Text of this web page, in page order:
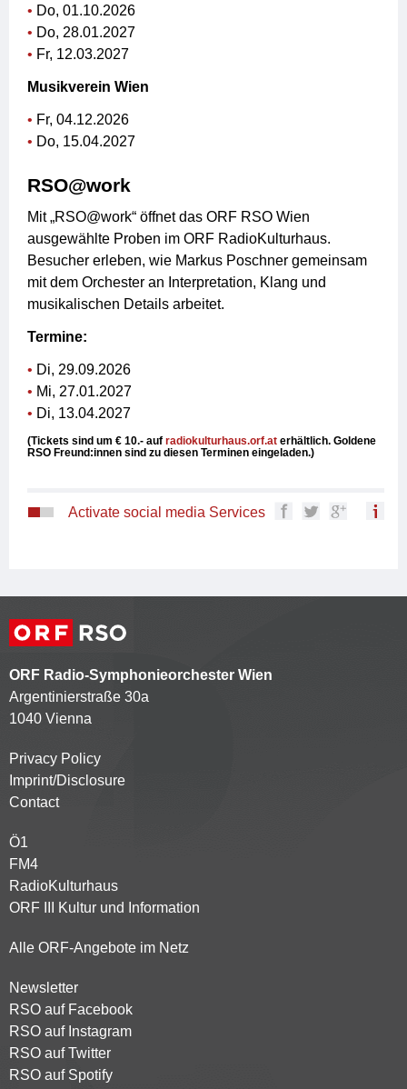
Do, 01.10.2026
Do, 28.01.2027
Fr, 12.03.2027
Musikverein Wien
Fr, 04.12.2026
Do, 15.04.2027
RSO@work
Mit „RSO@work“ öffnet das ORF RSO Wien
ausgewählte Proben im ORF RadioKulturhaus.
Besucher erleben, wie Markus Poschner gemeinsam
mit dem Orchester an Interpretation, Klang und
musikalischen Details arbeitet.
Termine:
Di, 29.09.2026
Mi, 27.01.2027
Di, 13.04.2027
(Tickets sind um € 10.- auf radiokulturhaus.orf.at erhältlich. Goldene
RSO Freund:innen sind zu diesen Terminen eingeladen.)
Activate social media Services
ORF Radio-Symphonieorchester Wien
Argentinierstraße 30a
1040 Vienna
Kontaktmenü
Privacy Policy
Imprint/Disclosure
Contact
Partnersender
Ö1
FM4
RadioKulturhaus
ORF III Kultur und Information
Alle ORF-Angebote im Netz
Footer
menu
Newsletter
RSO auf Facebook
RSO auf Instagram
RSO auf Twitter
RSO auf Spotify